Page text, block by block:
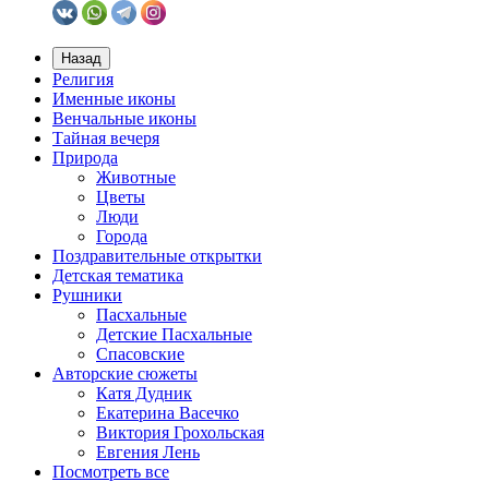
Назад
Религия
Именные иконы
Венчальные иконы
Тайная вечеря
Природа
Животные
Цветы
Люди
Города
Поздравительные открытки
Детская тематика
Рушники
Пасхальные
Детские Пасхальные
Спасовские
Авторские сюжеты
Катя Дудник
Екатерина Васечко
Виктория Грохольская
Евгения Лень
Посмотреть все